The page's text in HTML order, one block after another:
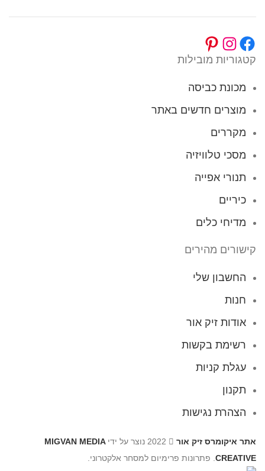
קטגוריות מובילות
מכונת כביסה
מוצרים חדשים באתר
מקררים
מסכי טלוויזיה
תנורי אפייה
כיריים
מדיחי כלים
קישורים מהירים
החשבון שלי
חנות
אודות זיק אור
רשימת בקשות
עגלת קניות
תקנון
הצהרת נגישות
אתר איקומרס זיק אור
MIGVAN MEDIA
CREATIVE . פתרונות פרימיום למסחר אלקטרוני.